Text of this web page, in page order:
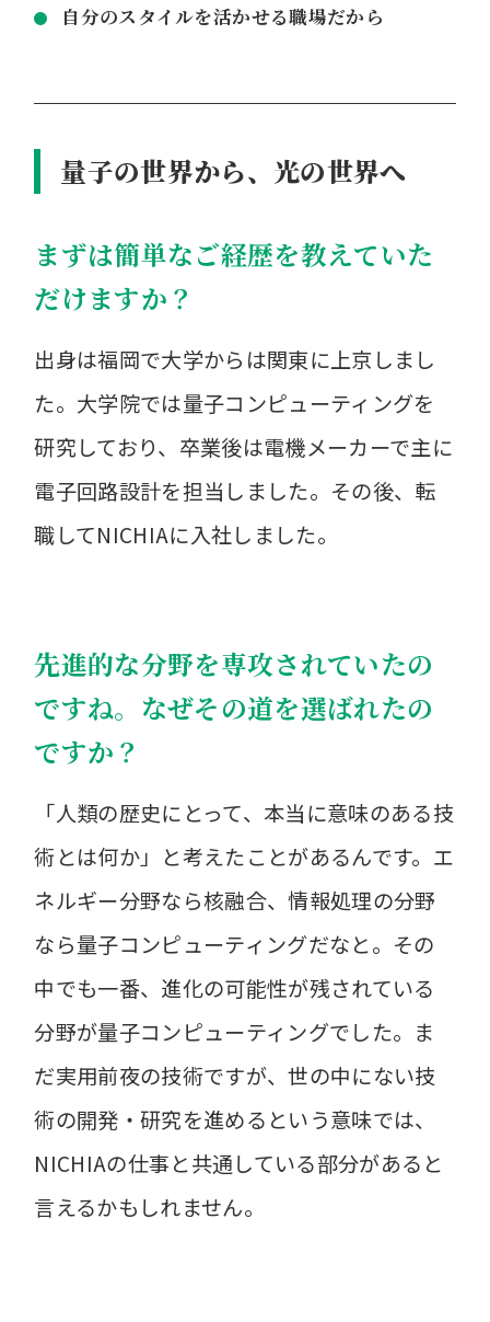
自分のスタイルを活かせる職場だから
量子の世界から、光の世界へ
まずは簡単なご経歴を教えていた
だけますか？
出身は福岡で大学からは関東に上京しまし
た。大学院では量子コンピューティングを
研究しており、卒業後は電機メーカーで主に
電子回路設計を担当しました。その後、転
職してNICHIAに入社しました。
先進的な分野を専攻されていたの
ですね。なぜその道を選ばれたの
ですか？
「人類の歴史にとって、本当に意味のある技
術とは何か」と考えたことがあるんです。エ
ネルギー分野なら核融合、情報処理の分野
なら量子コンピューティングだなと。その
中でも一番、進化の可能性が残されている
分野が量子コンピューティングでした。ま
だ実用前夜の技術ですが、世の中にない技
術の開発・研究を進めるという意味では、
NICHIAの仕事と共通している部分があると
言えるかもしれません。